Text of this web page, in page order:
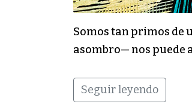
Somos tan primos de
asombro— nos puede
Seguir leyendo